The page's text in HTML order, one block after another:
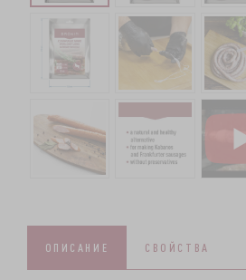
ОПИСАНИЕ СВОЙСТВА